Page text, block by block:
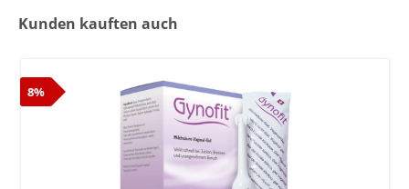
Kunden kauften auch
8%